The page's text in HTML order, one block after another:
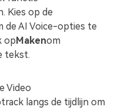
Kies op de
de AI Voice-opties te
op Makenom
tekst.
Video
langs de tijdlijn om